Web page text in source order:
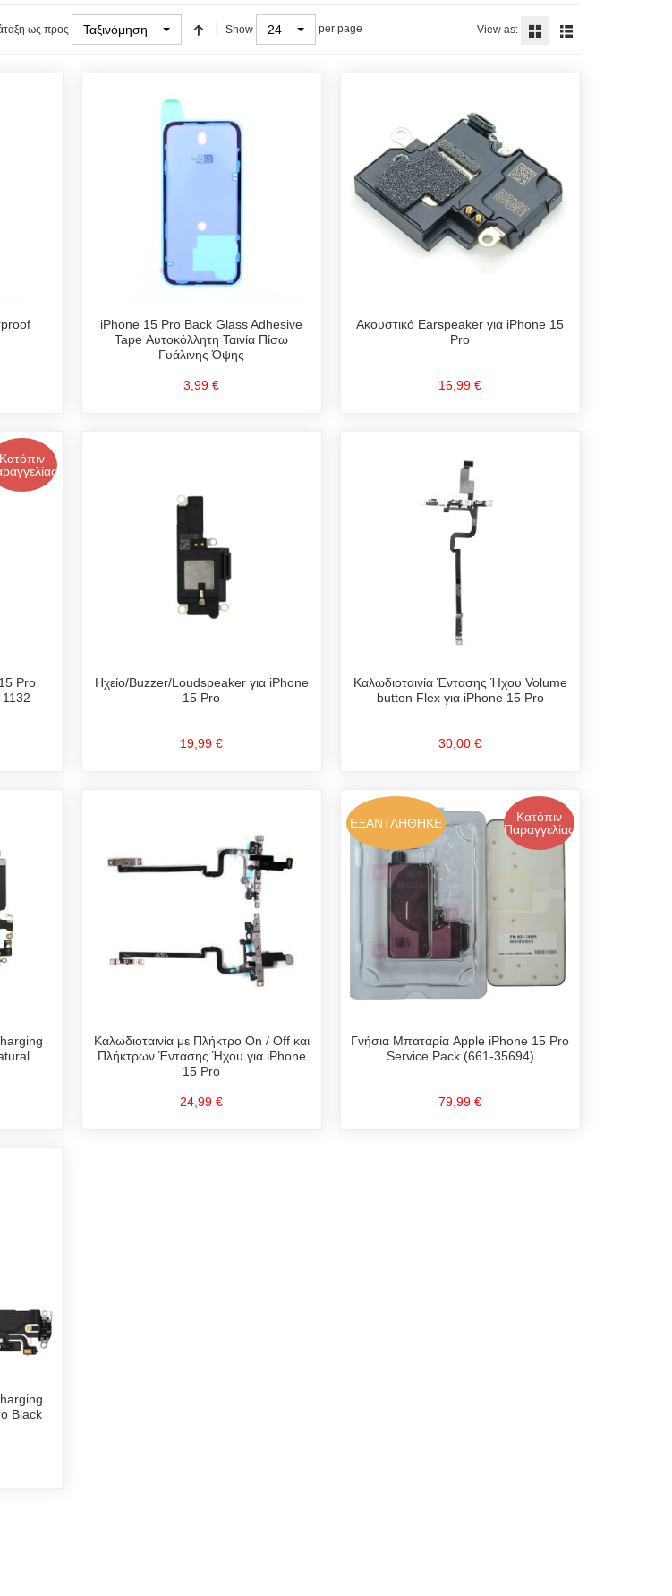
ως προς Ταξινόμηση Show 24 per page View as:
iPhone 15 Pro Back Glass Adhesive
Tape Αυτοκόλλητη Ταινία Πίσω
Γυάλινης Όψης
3,99 €
Ακουστικό Earspeaker για iPhone 15
Pro
16,99 €
Κατόπιν
Pro
Ηχείο/Buzzer/Loudspeaker για iPhone
15 Pro
19,99 €
Καλωδιοταινία Έντασης Ήχου Volume
button Flex για iPhone 15 Pro
30,00 €
Καλωδιοταινία με Πλήκτρο On / Off και
Πλήκτρων Έντασης Ήχου για iPhone
15 Pro
24,99 €
ΕΞΑΝΤΛΗΘΗΚΕ
Κατόπιν
Παραγγελίας
Γνήσια Μπαταρία Apple iPhone 15 Pro
Service Pack (661-35694)
79,99 €
Black